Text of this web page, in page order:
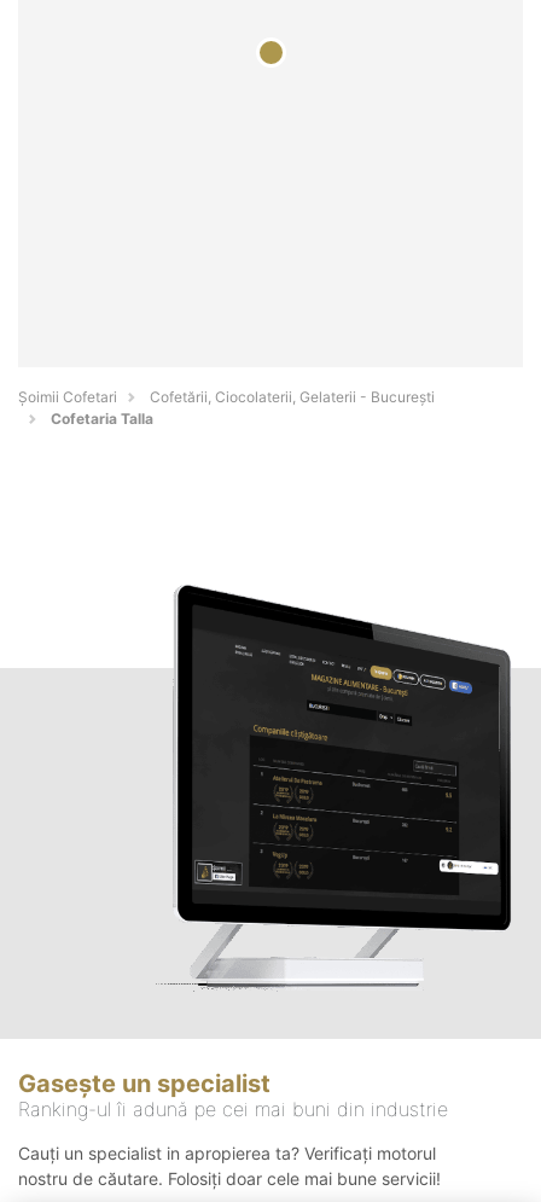
Șoimii Cofetari
Cofetării, Ciocolaterii, Gelaterii - Bucureşti
Cofetaria Talla
Gasește un specialist
Ranking-ul îi adună pe cei mai buni din industrie
Cauți un specialist in apropierea ta? Verificați motorul
nostru de căutare. Folosiți doar cele mai bune servicii!